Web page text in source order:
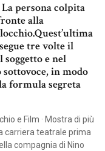
persona colpita
alla
tre volte il
soggetto e nel
in modo
formula segreta
e Film · Mostra di più
carriera teatrale prima
compagnia di Nino